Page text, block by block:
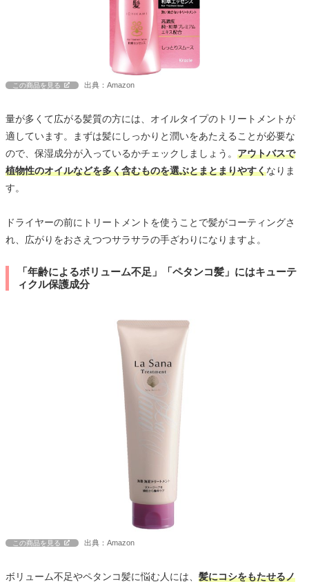
この商品を見る 出典：Amazon
量が多くて広がる髪質の方には、オイルタイプのトリートメントが
適しています。まずは髪にしっかりと潤いをあたえることが必要な
ので、保湿成分が入っているかチェックしましょう。 アウトバスで
植物性のオイルなどを多く含むものを選ぶとまとまりやすくなりま
す。
ドライヤーの前にトリートメントを使うことで髪がコーティングさ
れ、広がりをおさえつつサラサラの手ざわりになりますよ。
「年齢によるボリューム不足」「ペタンコ髪」にはキューテ
ィクル保護成分
この商品を見る 出典：Amazon
ボリューム不足やペタンコ髪に悩む人には、 髪にコシをもたせるノ